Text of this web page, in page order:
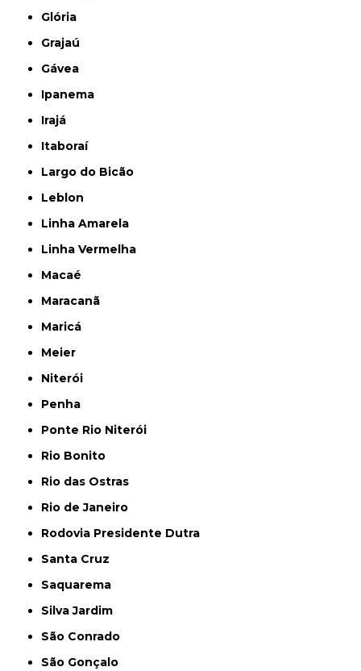
Glória
Grajaú
Gávea
Ipanema
Irajá
Itaboraí
Largo do Bicão
Leblon
Linha Amarela
Linha Vermelha
Macaé
Maracanã
Maricá
Meier
Niterói
Penha
Ponte Rio Niterói
Rio Bonito
Rio das Ostras
Rio de Janeiro
Rodovia Presidente Dutra
Santa Cruz
Saquarema
Silva Jardim
São Conrado
São Gonçalo